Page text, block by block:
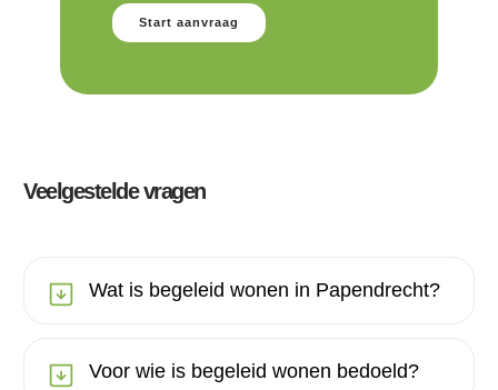
Start aanvraag
Veelgestelde vragen
Wat is begeleid wonen in Papendrecht?
Voor wie is begeleid wonen bedoeld?